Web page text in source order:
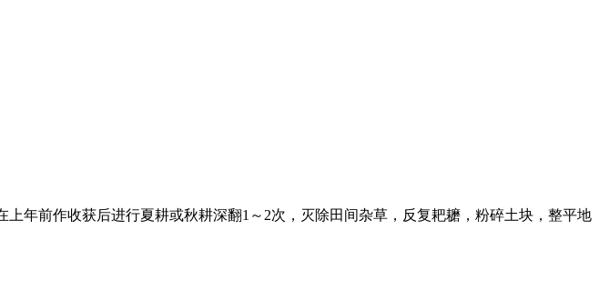
年前作收获后进行夏耕或秋耕深翻1～2次，灭除田间杂草，反复耙耱，粉碎土块，整平地